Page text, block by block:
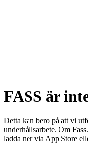
FASS är
Detta kan bero på att vi
underhållsarbete. Om
ladda ner via App Store